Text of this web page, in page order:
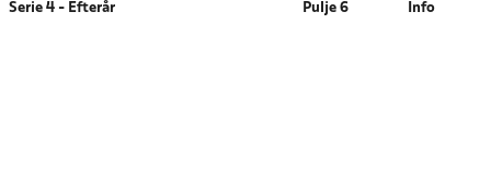
Serie 4 - Efterår Pulje 6 Info